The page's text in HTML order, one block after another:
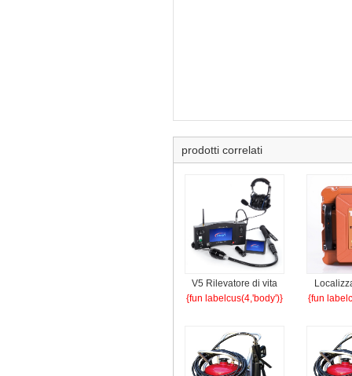
prodotti correlati
V5 Rilevatore di vita
audio e video
{fun labelcus(4,'body')} {fun